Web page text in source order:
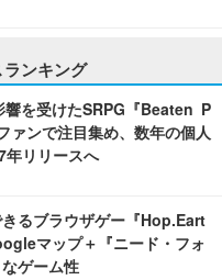
ンキング
響を受けたSRPG『Beaten P
ァンで注目集め、数年の個人
年リリースへ
るブラウザゲー『Hop.Eart
マップ＋『ニード・フォ
ゲーム性